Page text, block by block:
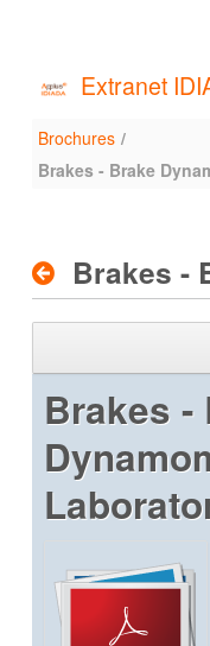
Extranet
Brochures /
Brakes - Brake
Brakes -